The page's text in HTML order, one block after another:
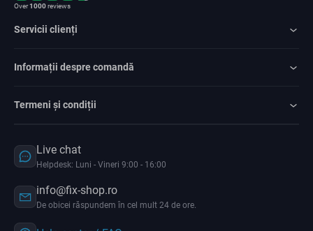
Over1000reviews
Servicii clienți
Informații despre comandă
Termeni și condiții
Live chat
Helpdesk: Luni - Vineri 9:00 - 16:00
info@fix-shop.ro
De obicei răspundem în cel mult 24 de ore.